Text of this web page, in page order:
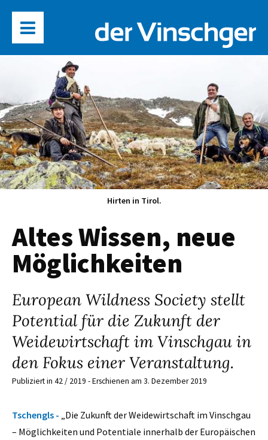
Hirten in Tirol.
Altes Wissen, neue
Möglichkeiten
European Wildness Society stellt
Potential für die Zukunft der
Weidewirtschaft im Vinschgau in
den Fokus einer Veranstaltung.
Publiziert in 42 / 2019 - Erschienen am 3. Dezember 2019
Tschengls - „Die Zukunft der Weidewirtschaft im Vinschgau
– Möglichkeiten und Potentiale innerhalb der Europäischen